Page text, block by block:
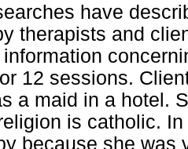
have
therapists and
12 sessions.
a maid in a hotel.
is catholic.
because she was